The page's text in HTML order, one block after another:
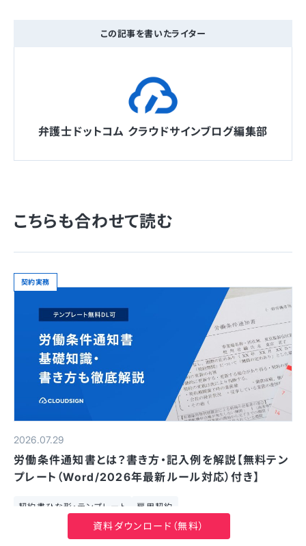
この記事を書いたライター
弁護士ドットコム クラウドサインブログ編集部
こちらも合わせて読む
契約実務
2026.07.29
労働条件通知書とは？書き方・記入例を解説【無料テン
プレート（Word/2026年最新ルール対応）付き】
契約書ひな形・テンプレート 雇用契約
資料ダウンロード（無料）